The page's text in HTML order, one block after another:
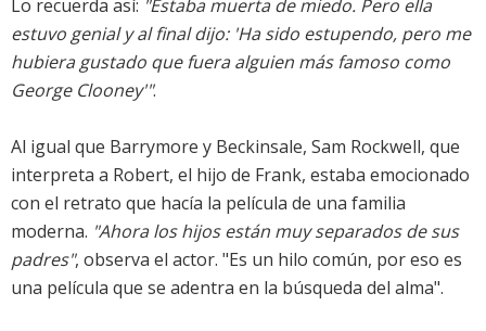
Lo recuerda así: "Estaba muerta de miedo. Pero ella
estuvo genial y al final dijo: 'Ha sido estupendo, pero me
hubiera gustado que fuera alguien más famoso como
George Clooney'".
Al igual que Barrymore y Beckinsale, Sam Rockwell, que
interpreta a Robert, el hijo de Frank, estaba emocionado
con el retrato que hacía la película de una familia
moderna. "Ahora los hijos están muy separados de sus
padres", observa el actor. "Es un hilo común, por eso es
una película que se adentra en la búsqueda del alma".